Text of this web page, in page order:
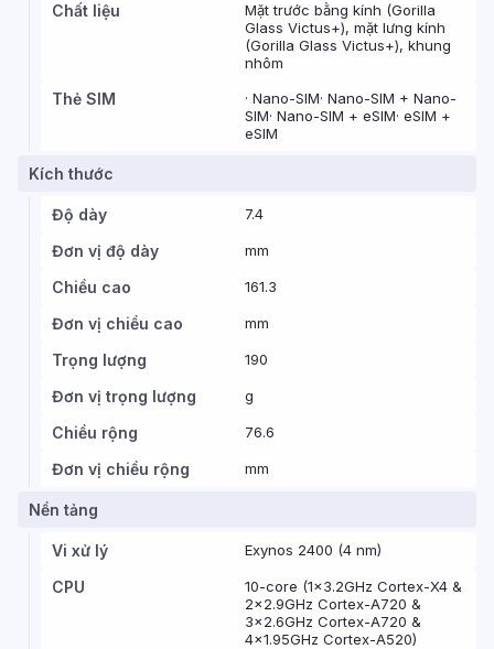
Chất liệu
Mặt trước bằng kính (Gorilla
Glass Victus+), mặt lưng kính
(Gorilla Glass Victus+), khung
nhôm
Thẻ SIM
· Nano-SIM· Nano-SIM + Nano-
SIM· Nano-SIM + eSIM· eSIM +
eSIM
Kích thước
Độ dày 7.4
Đơn vị độ dày mm
Chiều cao 161.3
Đơn vị chiều cao mm
Trọng lượng 190
Đơn vị trọng lượng g
Chiều rộng 76.6
Đơn vị chiều rộng mm
Nền tảng
Vi xử lý Exynos 2400 (4 nm)
CPU
10-core (1x3.2GHz Cortex-X4 &
2x2.9GHz Cortex-A720 &
3x2.6GHz Cortex-A720 &
4x1.95GHz Cortex-A520)